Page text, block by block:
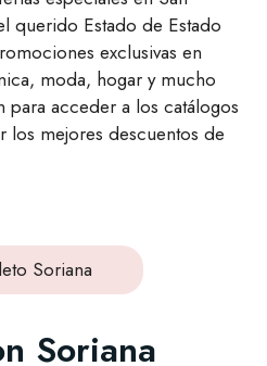
querido Estado de Estado
exclusivas en
moda, hogar y mucho
acceder a los catálogos
los mejores descuentos de
Soriana
Soriana